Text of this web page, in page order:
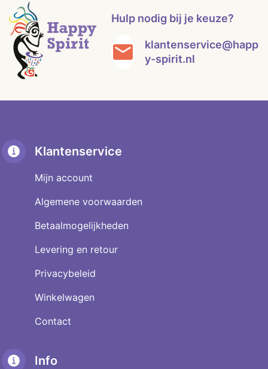
Hulp nodig bij je keuze?
klantenservice@happ
y-spirit.nl
Klantenservice
Mijn account
Algemene voorwaarden
Betaalmogelijkheden
Levering en retour
Privacybeleid
Winkelwagen
Contact
Info